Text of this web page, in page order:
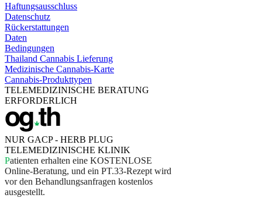
Haftungsausschluss
Datenschutz
Rückerstattungen
Daten
Bedingungen
Thailand Cannabis Lieferung
Medizinische Cannabis-Karte
Cannabis-Produkttypen
TELEMEDIZINISCHE BERATUNG
ERFORDERLICH
NUR GACP - HERB PLUG
TELEMEDIZINISCHE KLINIK
Patienten erhalten eine KOSTENLOSE
Online-Beratung, und ein PT.33-Rezept wird
vor den Behandlungsanfragen kostenlos
ausgestellt.